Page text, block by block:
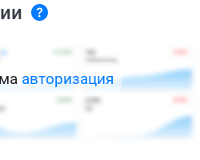
авторизация